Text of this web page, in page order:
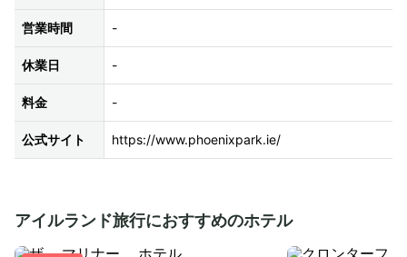
営業時間 -
休業日 -
料金 -
公式サイト https://www.phoenixpark.ie/
アイルランド旅行におすすめのホテル